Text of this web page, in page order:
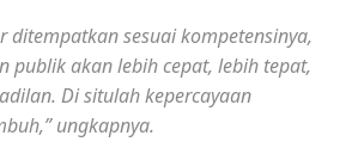
ditempatkan sesuai kompetensinya,
publik akan lebih cepat, lebih tepat,
Di situlah kepercayaan
ungkapnya.